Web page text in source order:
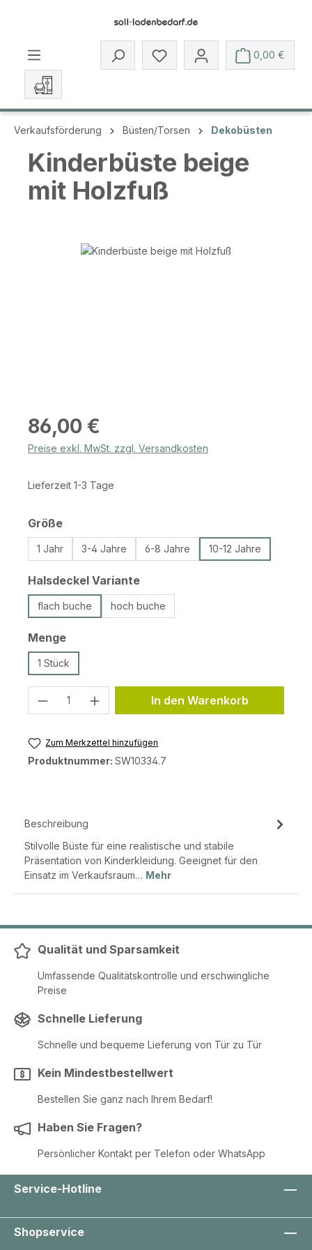
Du hast 0 Produkte auf dem
0,00 €
Verkaufsförderung Büsten/Torsen Dekobüsten
Kinderbüste beige
mit Holzfuß
Bildergalerie überspringen
Regulärer Preis:
86,00 €
Preise exkl. MwSt. zzgl. Versandkosten
Lieferzeit 1-3 Tage
Größeauswählen
1 Jahr 3-4 Jahre 6-8 Jahre 10-12 Jahre
Halsdeckel Varianteauswählen
flach buche hoch buche
Mengeauswählen
1 Stück
Produkt Anzahl: Gib den
In den Warenkorb
Zum Merkzettel hinzufügen
Produktnummer: SW10334.7
Beschreibung
Stilvolle Büste für eine realistische und stabile
Präsentation von Kinderkleidung. Geeignet für den
Einsatz im Verkaufsraum… Mehr
Qualität und Sparsamkeit
Umfassende Qualitätskontrolle und erschwingliche
Preise
Schnelle Lieferung
Schnelle und bequeme Lieferung von Tür zu Tür
Kein Mindestbestellwert
Bestellen Sie ganz nach Ihrem Bedarf!
Haben Sie Fragen?
Persönlicher Kontakt per Telefon oder WhatsApp
Service-Hotline
Shopservice